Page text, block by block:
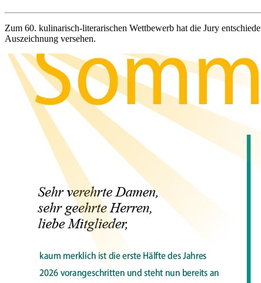
Zum 60. kulinarisch-literarischen Wettbewerb hat die Jury
Auszeichnung versehen.